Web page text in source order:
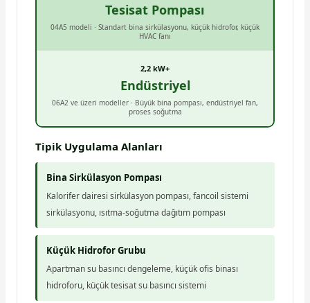
Tesisat Pompası
04A5 modeli · Standart bina sirkülasyonu, küçük hidrofor, küçük
HVAC fanı
2,2 kW+
Endüstriyel
06A2 ve üzeri modeller · Büyük bina pompası, endüstriyel fan,
proses soğutma
Tipik Uygulama Alanları
Bina Sirkülasyon Pompası
Kalorifer dairesi sirkülasyon pompası, fancoil sistemi
sirkülasyonu, ısıtma-soğutma dağıtım pompası
Küçük Hidrofor Grubu
Apartman su basıncı dengeleme, küçük ofis binası
hidroforu, küçük tesisat su basıncı sistemi